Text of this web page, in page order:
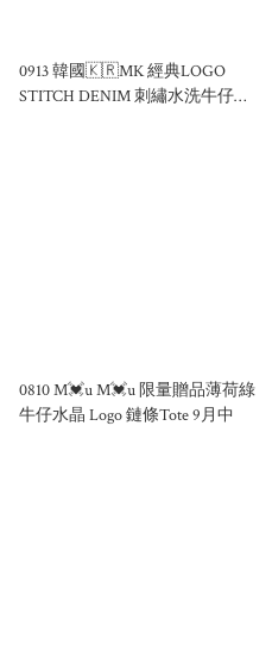
0913 韓國🇰🇷MK 經典LOGO
STITCH DENIM 刺繡水洗牛仔大
0810 M💓u M💓u 限量贈品薄荷綠
牛仔水晶 Logo 鏈條Tote 9月中